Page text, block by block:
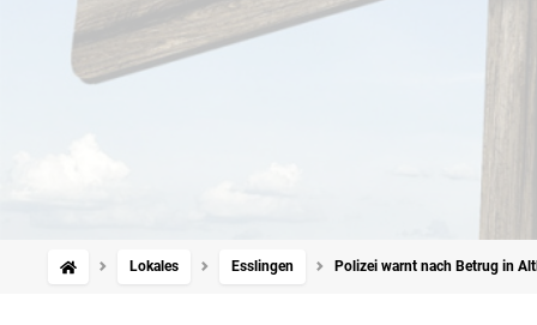
Lokales Esslingen Polizei warnt nach Betrug in